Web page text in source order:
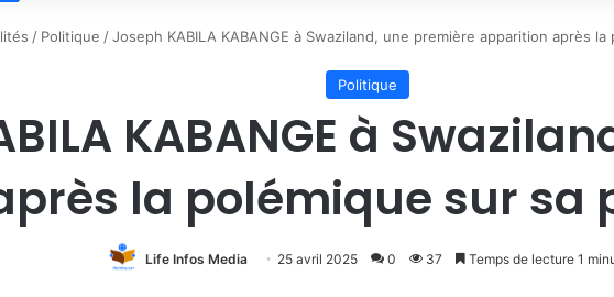
/ Politique /Joseph KABILA KABANGE à Swaziland, une première apparition après
Politique
KABANGE à
la polémique sur sa
Life Infos Media 25 avril 2025 0 37 Temps de lecture 1